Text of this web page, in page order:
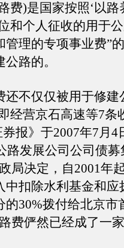
费)是国家按照‘以
和个人征收的用于
理的专项事业费”
路的。
不仅仅被用于修建
经营京石高速等7条
报》于2007年7月4
路发展公司公司债
局决定，自2001年
中扣除水利基金和应
的30%拨付给北京市
费俨然已经成了一